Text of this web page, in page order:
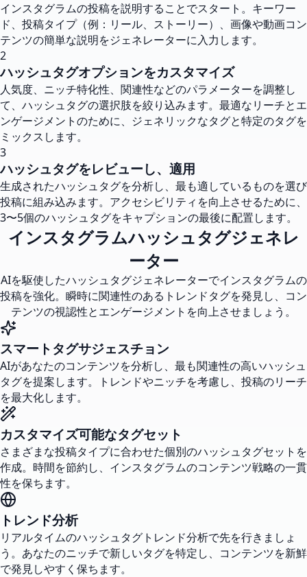
インスタグラムの投稿を説明することでスタート。キーワー
ド、投稿タイプ（例：リール、ストーリー）、画像や動画コン
テンツの簡単な説明をジェネレーターに入力します。
2
ハッシュタグオプションをカスタマイズ
人気度、ニッチ特化性、関連性などのパラメーターを調整し
て、ハッシュタグの選択肢を絞り込みます。最適なリーチとエ
ンゲージメントのために、ジェネリックなタグと特定のタグを
ミックスします。
3
ハッシュタグをレビューし、適用
生成されたハッシュタグを分析し、最も適しているものを選び
投稿に組み込みます。アクセシビリティを向上させるために、
3〜5個のハッシュタグをキャプションの最後に配置します。
インスタグラムハッシュタグジェネレ
ーター
AIを駆使したハッシュタグジェネレーターでインスタグラムの
投稿を強化。瞬時に関連性のあるトレンドタグを発見し、コン
テンツの視認性とエンゲージメントを向上させましょう。
スマートタグサジェスチョン
AIがあなたのコンテンツを分析し、最も関連性の高いハッシュ
タグを提案します。トレンドやニッチを考慮し、投稿のリーチ
を最大化します。
カスタマイズ可能なタグセット
さまざまな投稿タイプに合わせた個別のハッシュタグセットを
作成。時間を節約し、インスタグラムのコンテンツ戦略の一貫
性を保ちます。
トレンド分析
リアルタイムのハッシュタグトレンド分析で先を行きましょ
う。あなたのニッチで新しいタグを特定し、コンテンツを新鮮
で発見しやすく保ちます。